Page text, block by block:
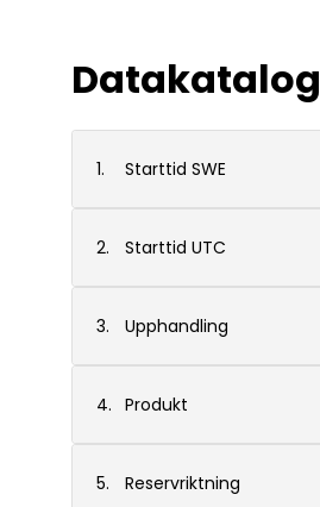
Datakatalog
1. Starttid SWE
2. Starttid UTC
3. Upphandling
4. Produkt
5. Reservriktning